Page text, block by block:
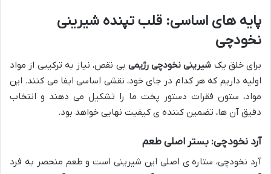
پایه های اساسی: قلب تپنده شیرینی
نخودچی
برای خلق یک شیرینی نخودچی رژیمی بی نقص، نیاز به ترکیبی از مواد
اولیه داریم که هر کدام در جای خود، نقشی اساسی ایفا می کنند. این
مواد، ستون فقرات دستور پخت ما را تشکیل می دهند و انتخاب
دقیق آن ها، تضمین کننده ی کیفیت نهایی خواهد بود.
آرد نخودچی: بستر اصلی طعم
آرد نخودچی، ستاره ی اصلی این شیرینی است و طعم منحصر به فرد